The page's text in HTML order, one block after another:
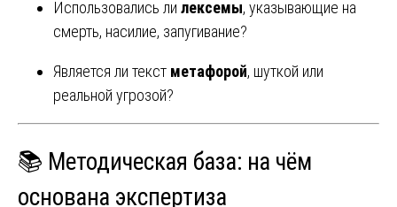
Использовались ли лексемы, указывающие на
смерть, насилие, запугивание?
Является ли текст метафорой, шуткой или
реальной угрозой?
📚 Методическая база: на чём
основана экспертиза